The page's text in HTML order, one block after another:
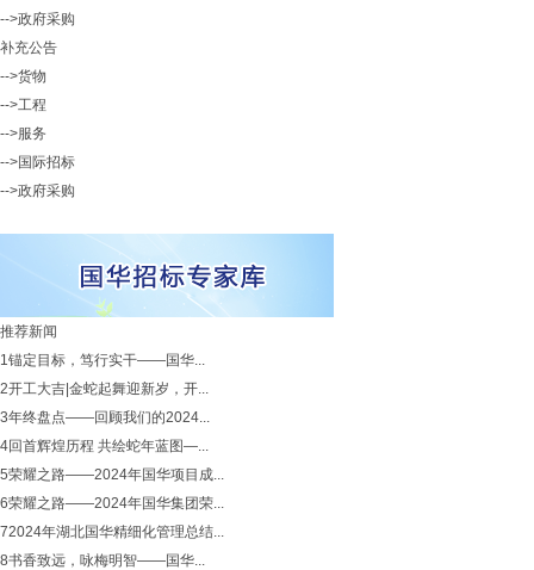
-->政府采购
补充公告
-->货物
-->工程
-->服务
-->国际招标
-->政府采购
推荐新闻
1锚定目标，笃行实干——国华...
2开工大吉|金蛇起舞迎新岁，开...
3年终盘点——回顾我们的2024...
4回首辉煌历程 共绘蛇年蓝图—...
5荣耀之路——2024年国华项目成...
6荣耀之路——2024年国华集团荣...
72024年湖北国华精细化管理总结...
8书香致远，咏梅明智——国华...